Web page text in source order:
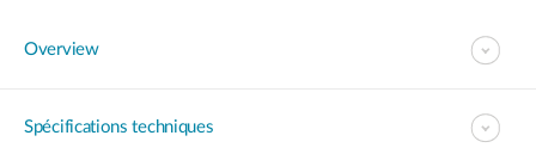
Overview
Spécifications techniques